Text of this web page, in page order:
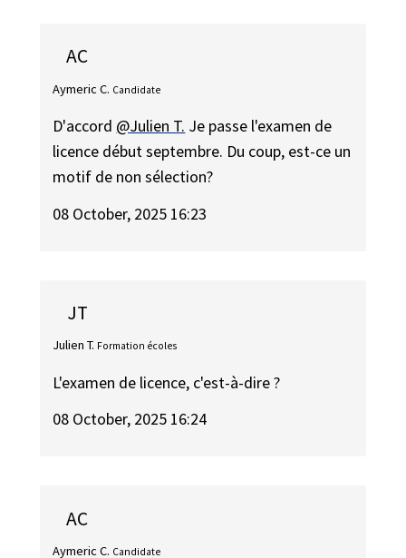
AC
Aymeric C. Candidate
D'accord @Julien T. Je passe l'examen de
licence début septembre. Du coup, est-ce un
motif de non sélection?
08 October, 2025 16:23
JT
Julien T. Formation écoles
L'examen de licence, c'est-à-dire ?
08 October, 2025 16:24
AC
Aymeric C. Candidate